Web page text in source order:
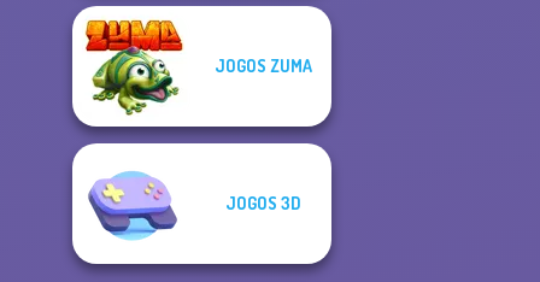
JOGOS ZUMA
JOGOS 3D